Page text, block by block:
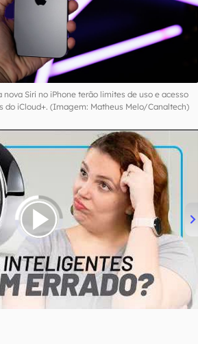
nova Siri no iPhone terão limites de uso e acesso
do iCloud+. (Imagem: Matheus Melo/Canaltech)